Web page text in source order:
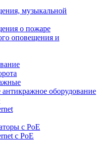
музыкальной
о пожаре
оповещения и
оборудование
с РоЕ
с PoE